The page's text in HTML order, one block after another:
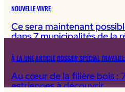
NOUVELLEVIVRE
Ce sera maintenant
dans 7 municipalités de la
À LA UNEARTICLEDOSSIER SPÉCIAL
Au cœur de la filière bois :
estriennes à découvrir